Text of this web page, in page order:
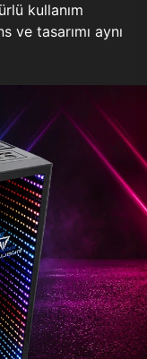
kullanım
tasarımı aynı